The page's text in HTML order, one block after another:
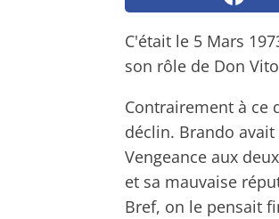
C'était le 5 Mars
son rôle de Don
Contrairement à ce
déclin. Brando
Vengeance aux
et sa mauvaise
Bref, on le pensait